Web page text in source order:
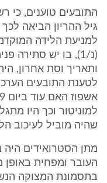
התובעים טוענים, כי
גיל ההריון הביאה
למניעת הלידה
(נ/1), בו יש סתירה
ותאריך וסת אחרון,
לטענת התובעים
למוניטור וכך היו
שהיה מוביל לעיכוב
מתן הסטרואידים
העובר ומפחית באופן
בתסמונת המצוקה